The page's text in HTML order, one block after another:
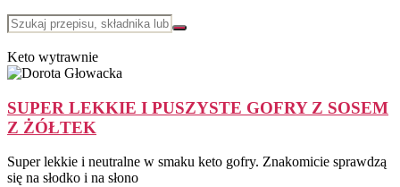
Keto wytrawnie
SUPER LEKKIE I PUSZYSTE GOFRY Z SOSEM
Z ŻÓŁTEK
Super lekkie i neutralne w smaku keto gofry. Znakomicie sprawdzą
się na słodko i na słono